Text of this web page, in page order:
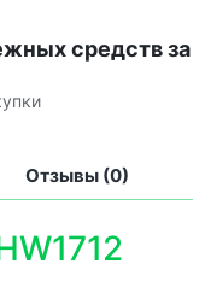
средств за
Отзывы (0)